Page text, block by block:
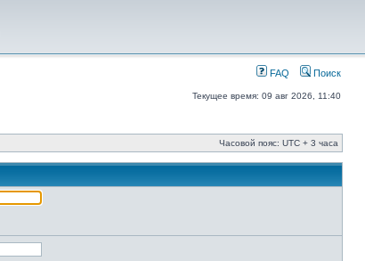
FAQ Поиск
Текущее время: 09 авг 2026, 11:40
Часовой пояс: UTC + 3 часа